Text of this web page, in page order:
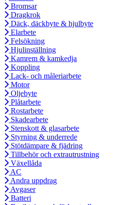
Bromsar
Dragkrok
Däck, däckbyte & hjulbyte
Elarbete
Felsökning
Hjulinställning
Kamrem & kamkedja
Koppling
Lack- och måleriarbete
Motor
Oljebyte
Plåtarbete
Rostarbete
Skadearbete
Stenskott & glasarbete
Styrning & underrede
Stötdämpare & fjädring
Tillbehör och extrautrustning
Växellåda
AC
Andra uppdrag
Avgaser
Batteri